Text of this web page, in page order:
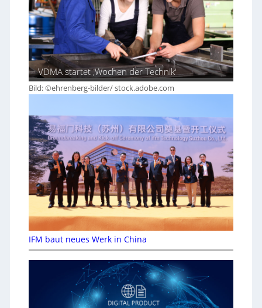
VDMA startet ‚Wochen der Technik‘
Bild: ©ehrenberg-bilder/ stock.adobe.com
IFM baut neues Werk in China